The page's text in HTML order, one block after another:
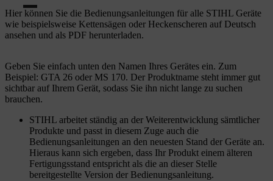
Hier können Sie die Bedienungsanleitungen für alle STIHL Geräte
wie beispielsweise Kettensägen oder Heckenscheren auf Deutsch
ansehen und als PDF herunterladen.
Geben Sie einfach unten den Namen Ihres Gerätes ein. Zum
Beispiel: GTA 26 oder MS 170. Der Produktname steht immer gut
sichtbar auf Ihrem Gerät, sodass Sie ihn nicht lange zu suchen
brauchen.
STIHL arbeitet ständig an der Weiterentwicklung sämtlicher
Produkte und passt in diesem Zuge auch die
Bedienungsanleitungen an den neuesten Stand der Geräte an.
Hieraus kann sich ergeben, dass Ihr Produkt einem älteren
Fertigungsstand entspricht als die an dieser Stelle
bereitgestellte Version der Bedienungsanleitung.